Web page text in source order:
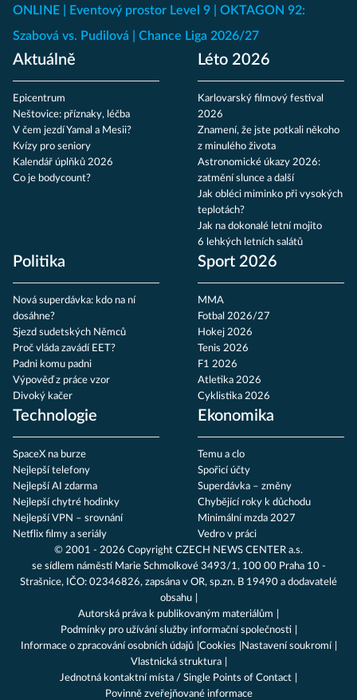
ONLINE
Eventový prostor Level 9
OKTAGON 92:
Szabová vs. Pudilová
Chance Liga 2026/27
Aktuálně
Epicentrum
Neštovice: příznaky, léčba
V čem jezdí Yamal a Mesii?
Kvízy pro seniory
Kalendář úplňků 2026
Co je bodycount?
Léto 2026
Karlovarský filmový festival
2026
Znamení, že jste potkali někoho
z minulého života
Astronomické úkazy 2026:
zatmění slunce a další
Jak obléci miminko při vysokých
teplotách?
Jak na dokonalé letní mojito
6 lehkých letních salátů
Politika
Nová superdávka: kdo na ní
dosáhne?
Sjezd sudetských Němců
Proč vláda zavádí EET?
Padni komu padni
Výpověď z práce vzor
Divoký kačer
Sport 2026
MMA
Fotbal 2026/27
Hokej 2026
Tenis 2026
F1 2026
Atletika 2026
Cyklistika 2026
Technologie
SpaceX na burze
Nejlepší telefony
Nejlepší AI zdarma
Nejlepší chytré hodinky
Nejlepší VPN – srovnání
Netflix filmy a seriály
Ekonomika
Temu a clo
Spořicí účty
Superdávka – změny
Chybějící roky k důchodu
Minimální mzda 2027
Vedro v práci
© 2001 - 2026 Copyright CZECH NEWS CENTER a.s.
se sídlem náměstí Marie Schmolkové 3493/1, 100 00 Praha 10 -
Strašnice, IČO: 02346826, zapsána v OR, sp.zn. B 19490 a dodavatelé
obsahu
Autorská práva k publikovaným materiálům
Podmínky pro užívání služby informační společnosti
Informace o zpracování osobních údajů Cookies
Nastavení soukromí
Vlastnická struktura
Jednotná kontaktní místa / Single Points of Contact
Povinně zveřejňované informace